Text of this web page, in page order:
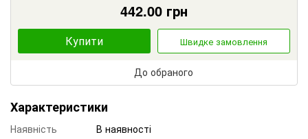
442.00 грн
Купити Швидке замовлення
До обраного
Характеристики
Наявність
В наявності